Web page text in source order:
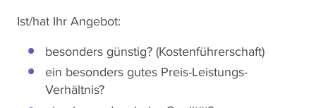
Ist/hat Ihr Angebot:
besonders günstig? (Kostenführerschaft)
ein besonders gutes Preis-Leistungs-
Verhältnis?